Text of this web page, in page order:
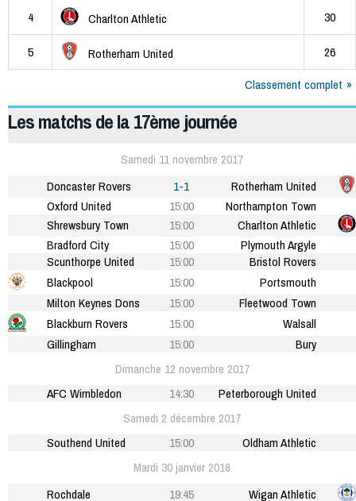
4
Charlton Athletic 30
5 Rotherham United
26
Classement complet
Les matchs de la 17ème journée
Samedi 11 novembre 2017
Doncaster Rovers
1-1
Rotherham United
Oxford United
15:00
Northampton Town
Shrewsbury Town
15:00
Charlton Athletic
Bradford City
15:00
Plymouth Argyle
Scunthorpe United
15:00
Bristol Rovers
Blackpool
15:00
Portsmouth
Milton Keynes Dons
15:00
Fleetwood Town
Blackburn Rovers
15:00
Walsall
Gillingham
15:00
Bury
Dimanche 12 novembre 2017
AFC Wimbledon
14:30
Peterborough United
Samedi 2 décembre 2017
Southend United
15:00
Oldham Athletic
Mardi 30 janvier 2018
Rochdale
19:45 Wigan Athletic